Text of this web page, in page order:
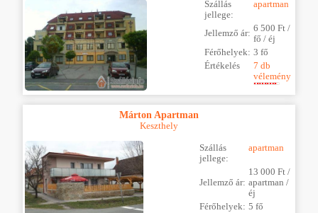
Szállás
jellege:
apartman
Jellemző ár: 6 500 Ft /
fő / éj
Férőhelyek: 3 fő
Értékelés
7 db
vélemény
Márton Apartman
Keszthely
Szállás
jellege:
apartman
Jellemző ár:
13 000 Ft /
apartman /
éj
Férőhelyek: 5 fő